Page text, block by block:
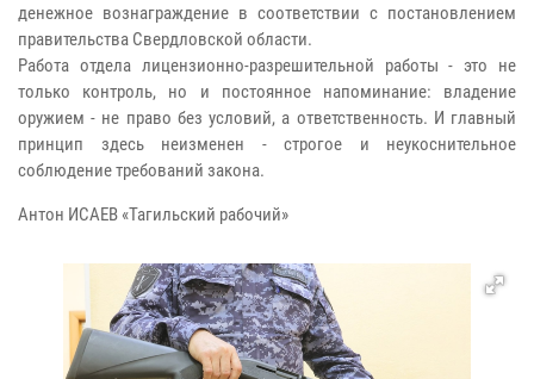
денежное вознаграждение в соответствии с постановлением
правительства Свердловской области.
Работа отдела лицензионно-разрешительной работы - это не
только контроль, но и постоянное напоминание: владение
оружием - не право без условий, а ответственность. И главный
принцип здесь неизменен - строгое и неукоснительное
соблюдение требований закона.
Антон ИСАЕВ «Тагильский рабочий»